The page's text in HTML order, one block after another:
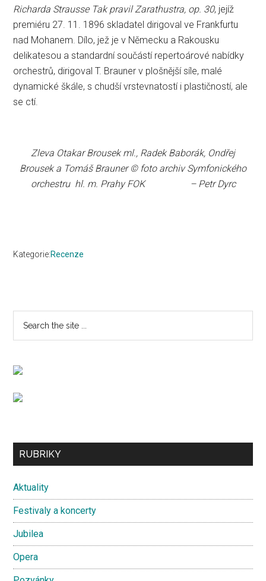
Richarda Strausse Tak pravil Zarathustra, op. 30, jejíž
premiéru 27. 11. 1896 skladatel dirigoval ve Frankfurtu
nad Mohanem. Dílo, jež je v Německu a Rakousku
delikatesou a standardní součástí repertoárové nabídky
orchestrů, dirigoval T. Brauner v plošnější síle, malé
dynamické škále, s chudší vrstevnatostí i plastičností, ale
se ctí.
Zleva Otakar Brousek ml., Radek Baborák, Ondřej
Brousek a Tomáš Brauner © foto archiv Symfonického
orchestru hl. m. Prahy FOK – Petr Dyrc
Kategorie:Recenze
Primary
Sidebar
...
Secondary
RUBRIKY
Aktuality
Festivaly a koncerty
Jubilea
Opera